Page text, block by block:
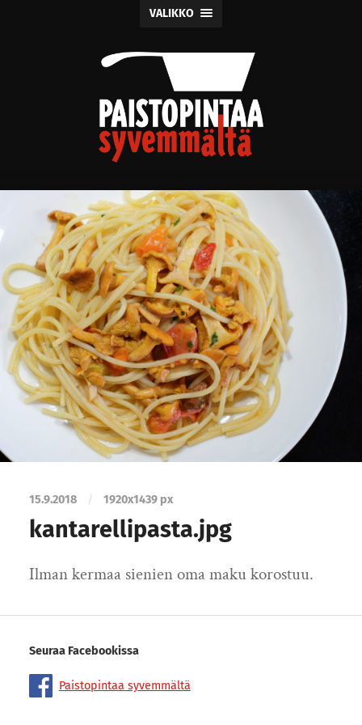
VALIKKO
15.9.2018 / 1920x1439 px
kantarellipasta.jpg
Ilman kermaa sienien oma maku korostuu.
Seuraa Facebookissa
Paistopintaa syvemmältä